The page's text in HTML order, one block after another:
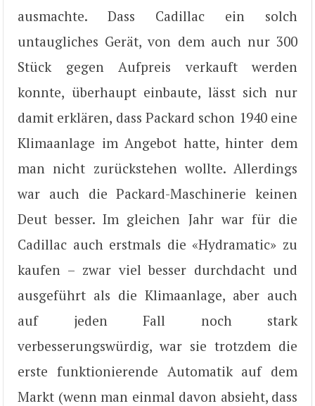
ausmachte. Dass Cadillac ein solch
untaugliches Gerät, von dem auch nur 300
Stück gegen Aufpreis verkauft werden
konnte, überhaupt einbaute, lässt sich nur
damit erklären, dass Packard schon 1940 eine
Klimaanlage im Angebot hatte, hinter dem
man nicht zurückstehen wollte. Allerdings
war auch die Packard-Maschinerie keinen
Deut besser. Im gleichen Jahr war für die
Cadillac auch erstmals die «Hydramatic» zu
kaufen – zwar viel besser durchdacht und
ausgeführt als die Klimaanlage, aber auch
auf jeden Fall noch stark
verbesserungswürdig, war sie trotzdem die
erste funktionierende Automatik auf dem
Markt (wenn man einmal davon absieht, dass